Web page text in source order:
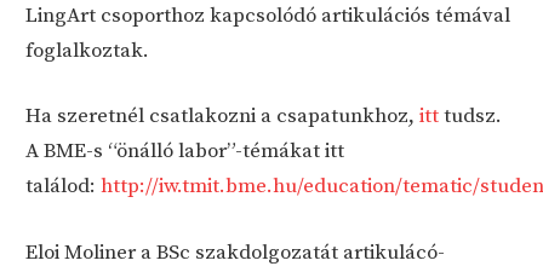
LingArt csoporthoz kapcsolódó artikulációs témával
foglalkoztak.
Ha szeretnél csatlakozni a csapatunkhoz,itttudsz.
A BME-s “önálló labor”-témákat itt
találod:http://iw.tmit.bme.hu/education/tematic/
Eloi Moliner a BSc szakdolgozatát artikulácó-